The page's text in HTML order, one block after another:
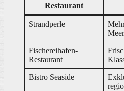
Restaurant
Strandperle
Fischereihafen-
Restaurant
Bistro Seaside